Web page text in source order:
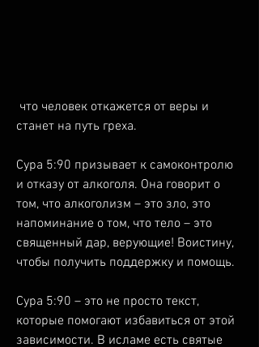
станет на путь греха.
Сура 5:90 призывает к самоконтролю
и отказу от алкоголя. Она говорит о
том, что алкоголизм – это зло, это
напоминание о том, что тело – это
священный дар, верующие! Воистину,
чтобы получить поддержку и помощь.
Сура 5:90 – это не просто текст,
которые помогают избавиться от этой
зависимости. В исламе есть святые